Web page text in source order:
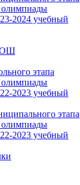
олимпиады
2024 учебный
этапа
олимпиады
2023 учебный
этапа
олимпиады
2023 учебный